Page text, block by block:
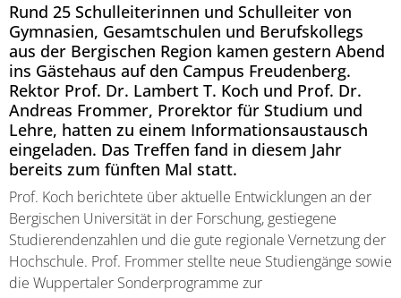
Rund 25 Schulleiterinnen und Schulleiter von
Gymnasien, Gesamtschulen und Berufskollegs
aus der Bergischen Region kamen gestern Abend
ins Gästehaus auf den Campus Freudenberg.
Rektor Prof. Dr. Lambert T. Koch und Prof. Dr.
Andreas Frommer, Prorektor für Studium und
Lehre, hatten zu einem Informationsaustausch
eingeladen. Das Treffen fand in diesem Jahr
bereits zum fünften Mal statt.
Prof. Koch berichtete über aktuelle Entwicklungen an der
Bergischen Universität in der Forschung, gestiegene
Studierendenzahlen und die gute regionale Vernetzung der
Hochschule. Prof. Frommer stellte neue Studiengänge sowie
die Wuppertaler Sonderprogramme zur